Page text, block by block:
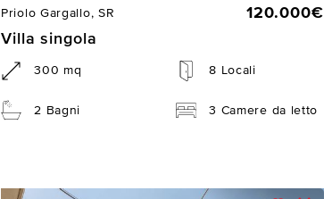
Priolo Gargallo, SR
120.000€
Villa singola
300 mq 8 Locali
2 Bagni 3 Camere da letto